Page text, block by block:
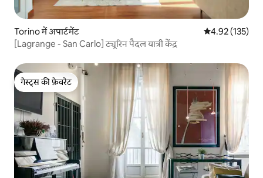
Torino में अपार्टमेंट औसत रेटिंग 5 में से
4.92 (135)
[Lagrange - San Carlo] ट्यूरिन पैदल यात्री केंद्र
गेस्ट्स की फ़ेवरेट
गेस्ट्स की फ़ेवरेट